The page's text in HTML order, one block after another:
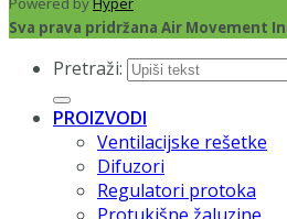
Sva prava pridržana Air Movement
Pretraži:
PROIZVODI
Ventilacijske rešetke
Difuzori
Regulatori protoka